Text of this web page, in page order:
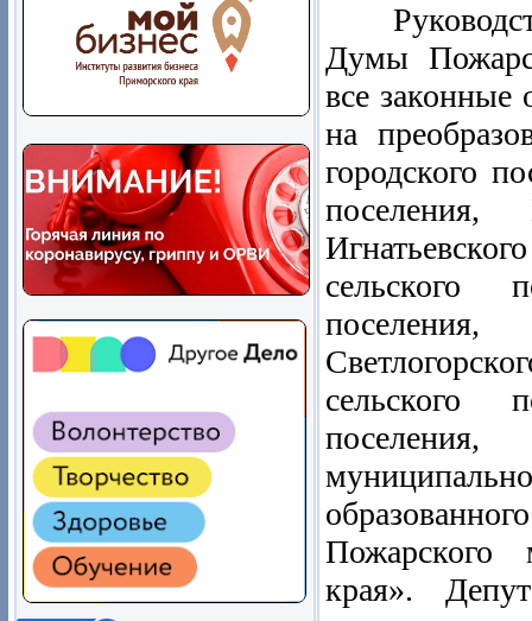
Думы
все законные
на
городского
поселения,
сельского
поселения,
сельского
Пожарского
края».